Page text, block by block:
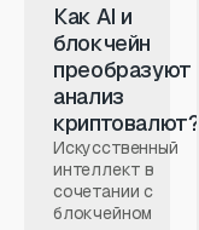
Как AI и
блокчейн
преобразуют
анализ
криптовалют?
Искусственный
интеллект в
сочетании с
блокчейном